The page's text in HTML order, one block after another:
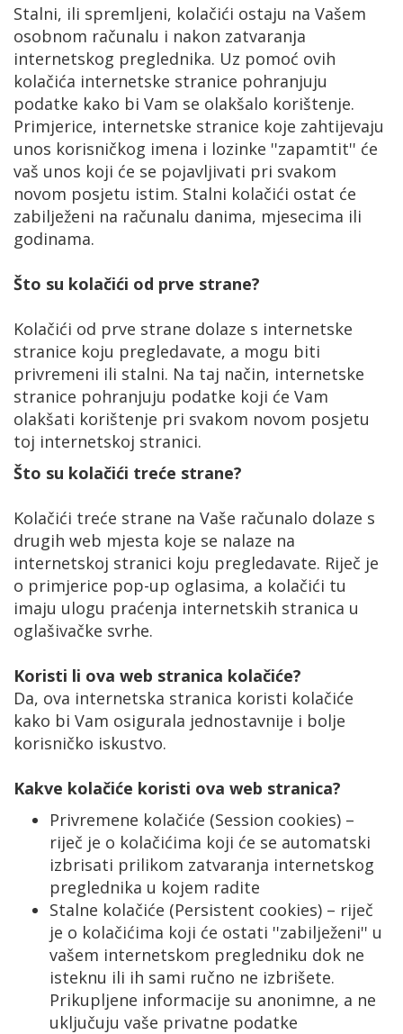
Stalni, ili spremljeni, kolačići ostaju na Vašem
osobnom računalu i nakon zatvaranja
internetskog preglednika. Uz pomoć ovih
kolačića internetske stranice pohranjuju
podatke kako bi Vam se olakšalo korištenje.
Primjerice, internetske stranice koje zahtijevaju
unos korisničkog imena i lozinke ''zapamtit'' će
vaš unos koji će se pojavljivati pri svakom
novom posjetu istim. Stalni kolačići ostat će
zabilježeni na računalu danima, mjesecima ili
godinama.
Što su kolačići od prve strane?
Kolačići od prve strane dolaze s internetske
stranice koju pregledavate, a mogu biti
privremeni ili stalni. Na taj način, internetske
stranice pohranjuju podatke koji će Vam
olakšati korištenje pri svakom novom posjetu
toj internetskoj stranici.
Što su kolačići treće strane?
Kolačići treće strane na Vaše računalo dolaze s
drugih web mjesta koje se nalaze na
internetskoj stranici koju pregledavate. Riječ je
o primjerice pop-up oglasima, a kolačići tu
imaju ulogu praćenja internetskih stranica u
oglašivačke svrhe.
Koristi li ova web stranica kolačiće?
Da, ova internetska stranica koristi kolačiće
kako bi Vam osigurala jednostavnije i bolje
korisničko iskustvo.
Kakve kolačiće koristi ova web stranica?
Privremene kolačiće (Session cookies) –
riječ je o kolačićima koji će se automatski
izbrisati prilikom zatvaranja internetskog
preglednika u kojem radite
Stalne kolačiće (Persistent cookies) – riječ
je o kolačićima koji će ostati ''zabilježeni'' u
vašem internetskom pregledniku dok ne
isteknu ili ih sami ručno ne izbrišete.
Prikupljene informacije su anonimne, a ne
uključuju vaše privatne podatke